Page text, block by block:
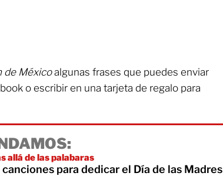
de Méxicoalgunas frases que puedes enviar
o escribir en una tarjeta de regalo para
allá de las palabaras
canciones para dedicar el Día de las Madres